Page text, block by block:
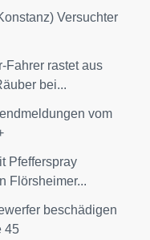
Versuchter
Fahrer rastet aus
bei...
vom
Pfefferspray
Flörsheimer...
beschädigen
45